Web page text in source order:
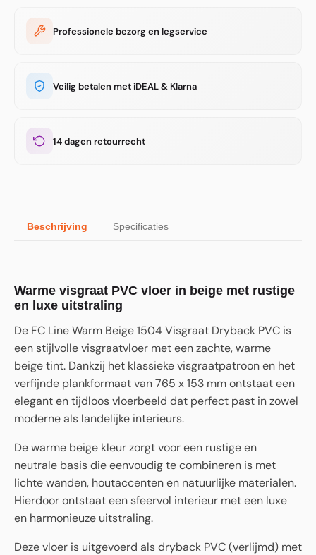
Professionele bezorg en legservice
Veilig betalen met iDEAL & Klarna
14 dagen retourrecht
Beschrijving Specificaties
Warme visgraat PVC vloer in beige met rustige
en luxe uitstraling
De FC Line Warm Beige 1504 Visgraat Dryback PVC is
een stijlvolle visgraatvloer met een zachte, warme
beige tint. Dankzij het klassieke visgraatpatroon en het
verfijnde plankformaat van 765 x 153 mm ontstaat een
elegant en tijdloos vloerbeeld dat perfect past in zowel
moderne als landelijke interieurs.
De warme beige kleur zorgt voor een rustige en
neutrale basis die eenvoudig te combineren is met
lichte wanden, houtaccenten en natuurlijke materialen.
Hierdoor ontstaat een sfeervol interieur met een luxe
en harmonieuze uitstraling.
Deze vloer is uitgevoerd als dryback PVC (verlijmd) met